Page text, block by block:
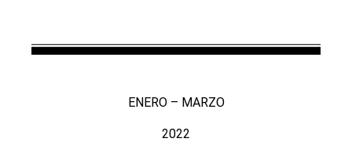
ENERO – MARZO
2022